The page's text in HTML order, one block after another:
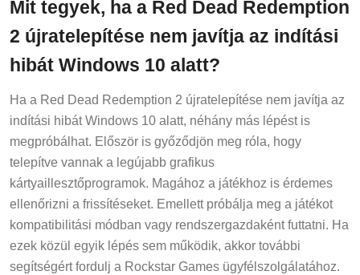
Mit tegyek, ha a Red Dead Redemption
2 újratelepítése nem javítja az indítási
hibát Windows 10 alatt?
Ha a Red Dead Redemption 2 újratelepítése nem javítja az
indítási hibát Windows 10 alatt, néhány más lépést is
megpróbálhat. Először is győződjön meg róla, hogy
telepítve vannak a legújabb grafikus
kártyaillesztőprogramok. Magához a játékhoz is érdemes
ellenőrizni a frissítéseket. Emellett próbálja meg a játékot
kompatibilitási módban vagy rendszergazdaként futtatni. Ha
ezek közül egyik lépés sem működik, akkor további
segítségért fordulj a Rockstar Games ügyfélszolgálatához.